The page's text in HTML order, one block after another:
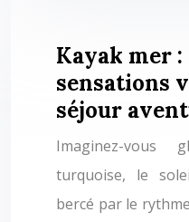
Kayak mer :
sensations
séjour
Imaginez-
turquoise, le
bercé par le